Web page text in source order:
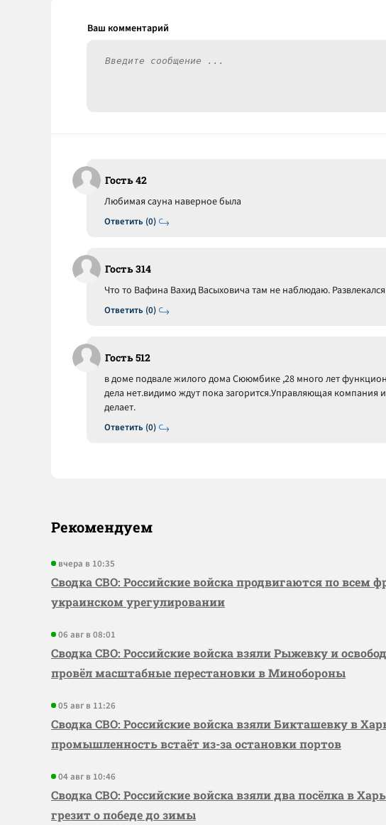
Гость 42
Ответить (0)
Любимая сауна наверное была
Гость 314
Ответить (0)
Что то Вафина Вахид Васыховича там не наблюдаю.
Гость 512
Ответить (0)
в доме подвале жилого дома Сююмбике ,28 много лет
дела нет.видимо ждут пока загорится.Управляющая компания
делает.
Рекомендуем
вчера в 10:35
Сводка СВО: Российские войска продвигаются по всем
украинском урегулировании
06 авг в 08:01
Сводка СВО: Российские войска взяли Рыжевку и
провёл масштабные перестановки в Минобороны
05 авг в 11:26
Сводка СВО: Российские войска взяли Бикташевку в
промышленность встаёт из-за остановки портов
04 авг в 10:46
Сводка СВО: Российские войска взяли два посёлка в
грезит о победе до зимы